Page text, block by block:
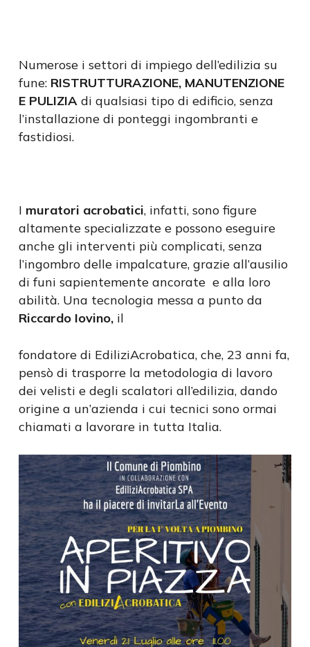
Numerose i settori di impiego dell’edilizia su
fune: RISTRUTTURAZIONE, MANUTENZIONE
E PULIZIAdi qualsiasi tipo di edificio, senza
l’installazione di ponteggi ingombranti e
fastidiosi.
I muratori acrobatici, infatti, sono figure
altamente specializzate e possono eseguire
anche gli interventi più complicati, senza
l’ingombro delle impalcature, grazie all’ausilio
di funi sapientemente ancorate e alla loro
abilità. Una tecnologia messa a punto da
Riccardo Iovino,il
fondatore di EdiliziAcrobatica, che, 23 anni fa,
pensò di trasporre la metodologia di lavoro
dei velisti e degli scalatori all’edilizia, dando
origine a un’azienda i cui tecnici sono ormai
chiamati a lavorare in tutta Italia.